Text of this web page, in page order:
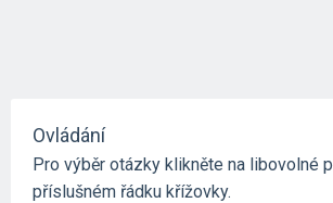
Ovládání
Pro výběr otázky klikněte na libovolné
příslušném řádku křížovky.